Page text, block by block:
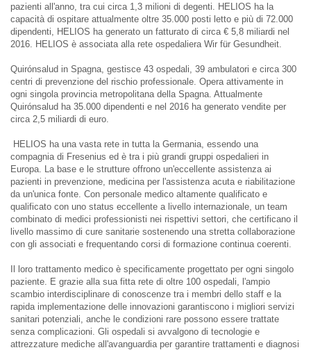
pazienti all'anno, tra cui circa 1,3 milioni di degenti. HELIOS ha la
capacità di ospitare attualmente oltre 35.000 posti letto e più di 72.000
dipendenti, HELIOS ha generato un fatturato di circa € 5,8 miliardi nel
2016. HELIOS è associata alla rete ospedaliera Wir für Gesundheit.
Quirónsalud in Spagna, gestisce 43 ospedali, 39 ambulatori e circa 300
centri di prevenzione del rischio professionale. Opera attivamente in
ogni singola provincia metropolitana della Spagna. Attualmente
Quirónsalud ha 35.000 dipendenti e nel 2016 ha generato vendite per
circa 2,5 miliardi di euro.
HELIOS ha una vasta rete in tutta la Germania, essendo una
compagnia di Fresenius ed è tra i più grandi gruppi ospedalieri in
Europa. La base e le strutture offrono un'eccellente assistenza ai
pazienti in prevenzione, medicina per l'assistenza acuta e riabilitazione
da un'unica fonte. Con personale medico altamente qualificato e
qualificato con uno status eccellente a livello internazionale, un team
combinato di medici professionisti nei rispettivi settori, che certificano il
livello massimo di cure sanitarie sostenendo una stretta collaborazione
con gli associati e frequentando corsi di formazione continua coerenti.
Il loro trattamento medico è specificamente progettato per ogni singolo
paziente. E grazie alla sua fitta rete di oltre 100 ospedali, l'ampio
scambio interdisciplinare di conoscenze tra i membri dello staff e la
rapida implementazione delle innovazioni garantiscono i migliori servizi
sanitari potenziali, anche le condizioni rare possono essere trattate
senza complicazioni. Gli ospedali si avvalgono di tecnologie e
attrezzature mediche all'avanguardia per garantire trattamenti e diagnosi